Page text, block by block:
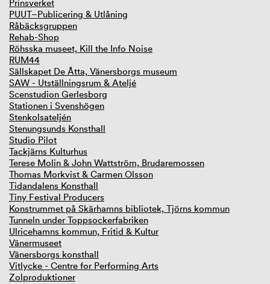
Prinsverket
PUUT–Publicering & Utlåning
Råbäcksgruppen
Rehab-Shop
Röhsska museet, Kill the Info Noise
RUM44
Sällskapet De Åtta, Vänersborgs museum
SAW - Utställningsrum & Ateljé
Scenstudion Gerlesborg
Stationen i Svenshögen
Stenkolsateljén
Stenungsunds Konsthall
Studio Pilot
Tackjärns Kulturhus
Terese Molin & John Wattström, Brudaremossen
Thomas Morkvist & Carmen Olsson
Tidandalens Konsthall
Tiny Festival Producers
Konstrummet på Skärhamns bibliotek, Tjörns kommun
Tunneln under Toppsockerfabriken
Ulricehamns kommun, Fritid & Kultur
Vänermuseet
Vänersborgs konsthall
Vitlycke - Centre for Performing Arts
Zolproduktioner